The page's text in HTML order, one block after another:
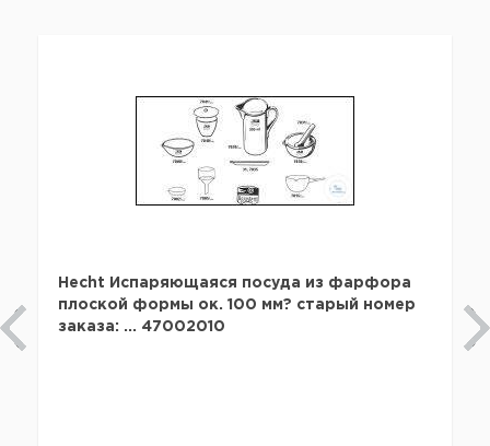
Hecht Испаряющаяся посуда из фарфора
плоской формы ок. 100 мм? старый номер
заказа: ... 47002010